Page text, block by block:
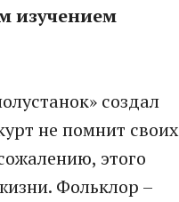
изучением
создал
не помнит своих
этого
Фольклор –